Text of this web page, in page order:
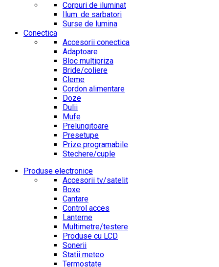
Corpuri de iluminat
Ilum. de sarbatori
Surse de lumina
Conectica
Accesorii conectica
Adaptoare
Bloc multipriza
Bride/coliere
Cleme
Cordon alimentare
Doze
Dulii
Mufe
Prelungitoare
Presetupe
Prize programabile
Stechere/cuple
Produse electronice
Accesorii tv/satelit
Boxe
Cantare
Control acces
Lanterne
Multimetre/testere
Produse cu LCD
Sonerii
Statii meteo
Termostate